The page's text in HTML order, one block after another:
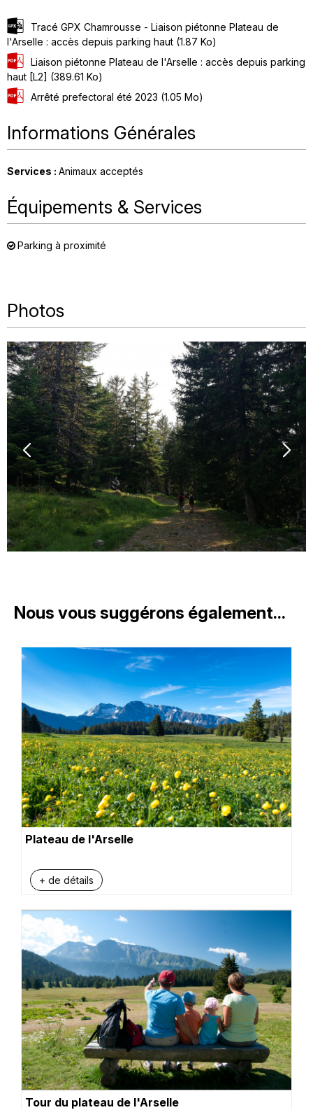
Tracé GPX Chamrousse - Liaison piétonne Plateau de
l'Arselle : accès depuis parking haut (1.87 Ko)
Liaison piétonne Plateau de l'Arselle : accès depuis parking
haut [L2] (389.61 Ko)
Arrêté prefectoral été 2023 (1.05 Mo)
Informations Générales
Services : Animaux acceptés
Équipements & Services
Parking à proximité
Photos
Nous vous suggérons également...
Plateau de l'Arselle
+ de détails
Tour du plateau de l'Arselle